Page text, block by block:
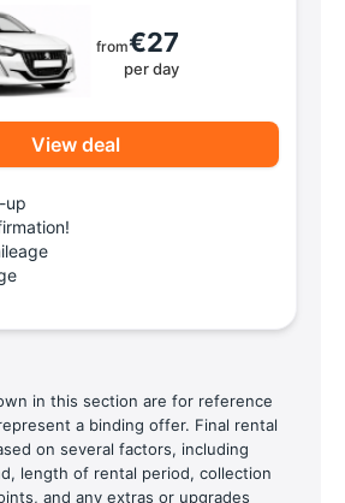
from€27
per day
View deal
up
in this section are for reference
a binding offer. Final rental
on several factors, including
length of rental period, collection
and any extras or upgrades